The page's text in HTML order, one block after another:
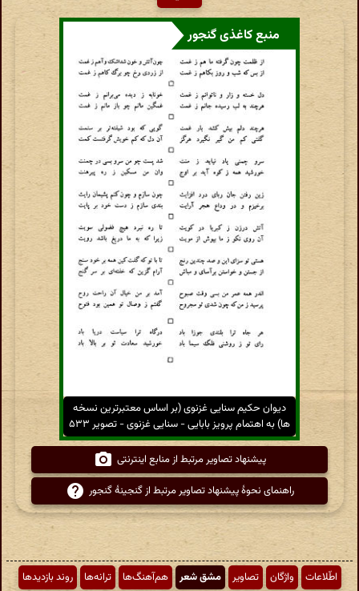
منبع کاغذی گنجور
دیوان حکیم سنایی غزنوی (بر اساس معتبرترین نسخه
ها) به اهتمام پرویز بابایی - سنایی غزنوی - تصویر ۵۳۳
پیشنهاد تصاویر مرتبط از منابع اینترنتی
راهنمای نحوهٔ پیشنهاد تصاویر مرتبط از گنجینهٔ گنجور
اطّلاعات واژگان تصاویر مشق شعر هم‌آهنگ‌ها ترانه‌ها
روند بازدیدها